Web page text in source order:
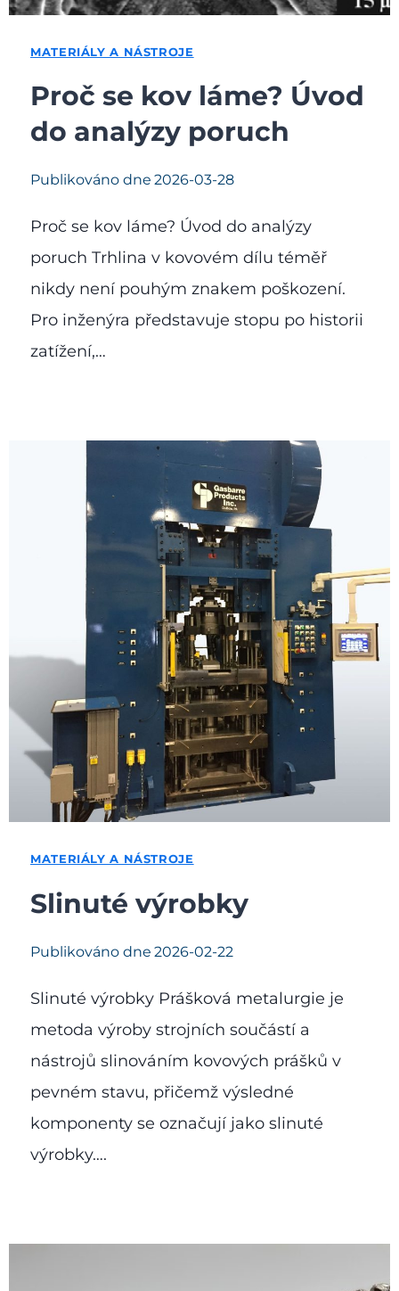
MATERIÁLY A NÁSTROJE
Proč se kov láme? Úvod
do analýzy poruch
Publikováno dne 2026-03-28
Proč se kov láme? Úvod do analýzy
poruch Trhlina v kovovém dílu téměř
nikdy není pouhým znakem poškození.
Pro inženýra představuje stopu po historii
zatížení,…
MATERIÁLY A NÁSTROJE
Slinuté výrobky
Publikováno dne 2026-02-22
Slinuté výrobky Prášková metalurgie je
metoda výroby strojních součástí a
nástrojů slinováním kovových prášků v
pevném stavu, přičemž výsledné
komponenty se označují jako slinuté
výrobky….